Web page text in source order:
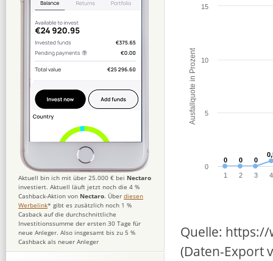
Ausfallquote in Prozent
0
0 0
0 0
0
1 2 3 4
0
10
5
15
Quelle:
(Daten-Export
Aktuell bin ich mit über 25.000 € bei Nectaro
investiert. Aktuell läuft jetzt noch die 4 %
Cashback-Aktion von Nectaro. Über diesen
Werbelink* gibt es zusätzlich noch 1 %
Casback auf die durchschnittliche
Investitionssumme der ersten 30 Tage für
neue Anleger. Also insgesamt bis zu 5 %
Cashback als neuer Anleger